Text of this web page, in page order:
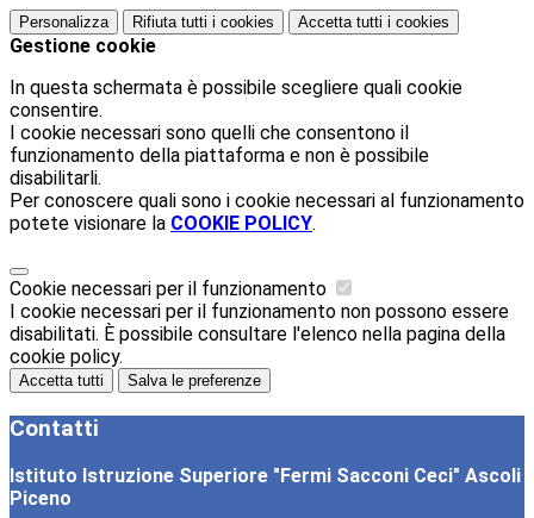
Personalizza Rifiuta tutti i cookies Accetta tutti i cookies
Gestione cookie
In questa schermata è possibile scegliere quali cookie
consentire.
I cookie necessari sono quelli che consentono il
funzionamento della piattaforma e non è possibile
disabilitarli.
Per conoscere quali sono i cookie necessari al funzionamento
potete visionare la COOKIE POLICY.
Cookie necessari per il funzionamento
I cookie necessari per il funzionamento non possono essere
disabilitati. È possibile consultare l'elenco nella pagina della
cookie policy.
Accetta tutti Salva le preferenze
Contatti
Istituto Istruzione Superiore "Fermi Sacconi Ceci" Ascoli
Piceno